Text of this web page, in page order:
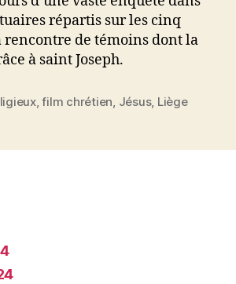
répartis sur les cinq
rencontre de témoins dont la
à saint Joseph.
,film chrétien, Jésus, Liège